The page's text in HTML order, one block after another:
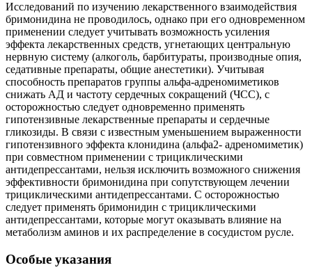
Исследований по изучению лекарственного взаимодействия
бримонидина не проводилось, однако при его одновременном
применении следует учитывать возможность усиления
эффекта лекарственных средств, угнетающих центральную
нервную систему (алкоголь, барбитураты, производные опия,
седативные препараты, общие анестетики). Учитывая
способность препаратов группы альфа-адреномиметиков
снижать АД и частоту сердечных сокращений (ЧСС), с
осторожностью следует одновременно применять
гипотензивные лекарственные препараты и сердечные
гликозиды. В связи с известным уменьшением выраженности
гипотензивного эффекта клонидина (альфа2- адреномиметик)
при совместном применении с трициклическими
антидепрессантами, нельзя исключить возможного снижения
эффективности бримонидина при сопутствующем лечении
трициклическими антидепрессантами. С осторожностью
следует применять бримонидин с трициклическими
антидепрессантами, которые могут оказывать влияние на
метаболизм аминов и их распределение в сосудистом русле.
Особые указания